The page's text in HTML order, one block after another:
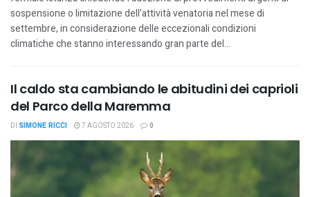
sospensione o limitazione dell’attività venatoria nel mese di
settembre, in considerazione delle eccezionali condizioni
climatiche che stanno interessando gran parte del...
Il caldo sta cambiando le abitudini dei caprioli
del Parco della Maremma
DI SIMONE RICCI 7 AGOSTO 2026 0